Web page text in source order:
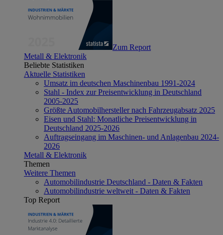
Zum Report
Metall & Elektronik
Beliebte Statistiken
Aktuelle Statistiken
Umsatz im deutschen Maschinenbau 1991-2024
Stahl - Index zur Preisentwicklung in Deutschland
2005-2025
Größte Automobilhersteller nach Fahrzeugabsatz 2025
Eisen und Stahl: Monatliche Preisentwicklung in
Deutschland 2025-2026
Auftragseingang im Maschinen- und Anlagenbau 2024-
2026
Metall & Elektronik
Themen
Weitere Themen
Automobilindustrie Deutschland - Daten & Fakten
Automobilindustrie weltweit - Daten & Fakten
Top Report